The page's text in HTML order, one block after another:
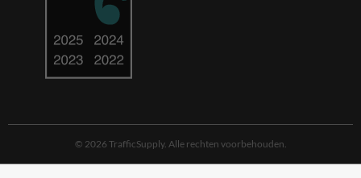
© 2026 TrafficSupply. Alle rechten voorbehouden.